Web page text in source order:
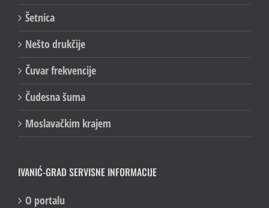
Šetnica
Nešto drukčije
Čuvar frekvencije
Čudesna šuma
Moslavačkim krajem
IVANIĆ-GRAD SERVISNE INFORMACIJE
O portalu